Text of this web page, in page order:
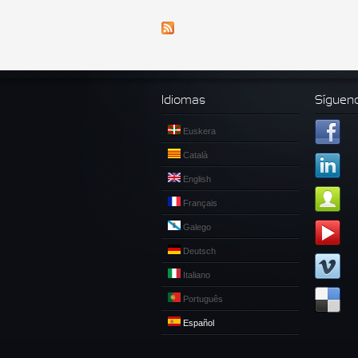
Idiomas
Euskera
Català
English
Français
Galego
Deutsch
Italiano
Português
Español